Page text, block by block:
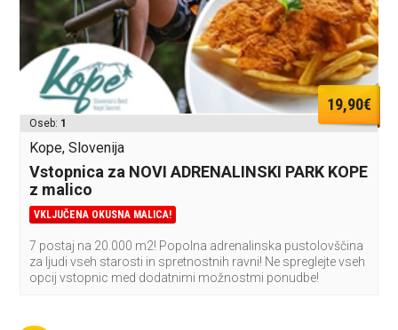
19,90€
Oseb: 1
Kope, Slovenija
Vstopnica za NOVI ADRENALINSKI PARK KOPE
z malico
VKLJUČENA OKUSNA MALICA!
7 postaj na 20.000 m2! Popolna adrenalinska pustolovščina
za ljudi vseh starosti in spretnostnih ravni! Ne spreglejte vseh
opcij vstopnic med dodatnimi možnostmi ponudbe!